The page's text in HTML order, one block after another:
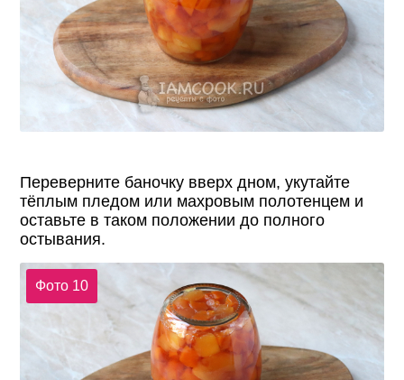
Переверните баночку вверх дном, укутайте
тёплым пледом или махровым полотенцем и
оставьте в таком положении до полного
остывания.
Фото 10